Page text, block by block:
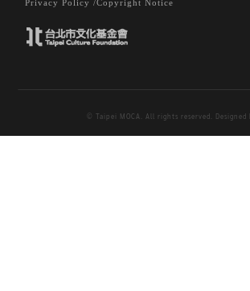
Privacy Policy /Copyright Notice
© Taipei MOCA. All rights reserved. Designed